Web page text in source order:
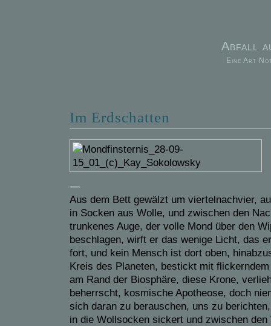
Abfall
Eine Art
Im Erdschatten
—
Aus dem Bett gewälzt um viertelnachvier,
in Socken aus Wolle, und zwischen den
trunkenes Auge, der volle Mond über den
beschlagen, wirft er das wenige Licht, das
fort, und kein Mensch ist dort oben,
Kreis des Planeten, bestickt mit
am Rand der Biosphäre, diese Krone,
beherrscht, kosmische Apotheose, doch
sich daran zu berauschen, uns zu
in die Wollsocken sickert und zwischen